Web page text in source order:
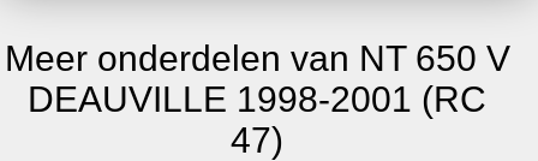
Meer onderdelen van NT 650 V
DEAUVILLE 1998-2001 (RC
47)